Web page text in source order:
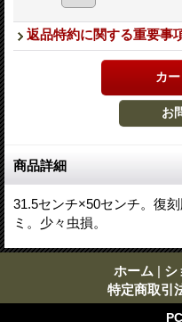
返品特約に関する重要事
商品詳細
31.5センチ×50センチ。復
ミ。少々虫損。
ホーム | シ
特定商取引